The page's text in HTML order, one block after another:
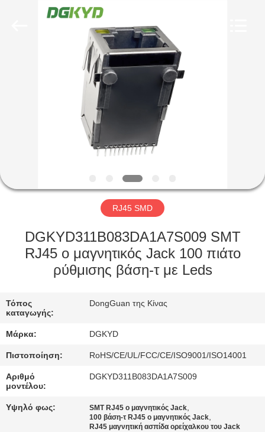
ΠΡΟΪΌΝΤΑ
ΕΜΦΆΝΙΣΗ
ΠΕΡΊΠΟΥ
ΓΎΡΟΣ
ΕΡΓΟΣΤΑΣΊΩΝ
ΠΟΙΟΤΙΚΌΣ
ΈΛΕΓΧΟΣ
ΜΑΣ
ΕΛΆΤΕ
ΣΕ
RJ45 SMD
DGKYD311B083DA1A7S009 SMT
RJ45 ο μαγνητικός Jack 100 πιάτο
ρύθμισης βάση-τ με Leds
Τόπος
καταγωγής:
DongGuan της Κίνας
Μάρκα: DGKYD
Πιστοποίηση: RoHS/CE/UL/FCC/CE/ISO9001/ISO14001
Αριθμό
μοντέλου:
DGKYD311B083DA1A7S009
Υψηλό φως: SMT RJ45 ο μαγνητικός Jack,
100 βάση-τ RJ45 ο μαγνητικός Jack,
RJ45 μαγνητική ασπίδα ορείχαλκου του Jack